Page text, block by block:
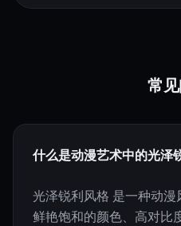
常
什么是动漫艺术中的光泽
光泽锐利风格 是一种动漫
鲜艳饱和的颜色、高对比